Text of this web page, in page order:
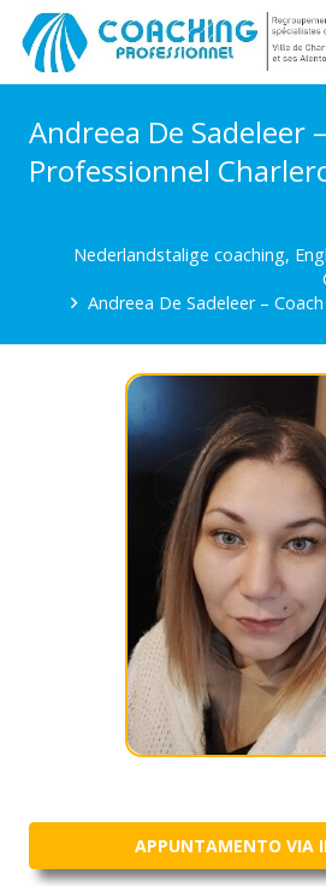
Andreea De Sadeleer
Professionnel
Nederlandstalige coaching,
Andreea De Sadeleer –
APPUNTAMENTO VIA